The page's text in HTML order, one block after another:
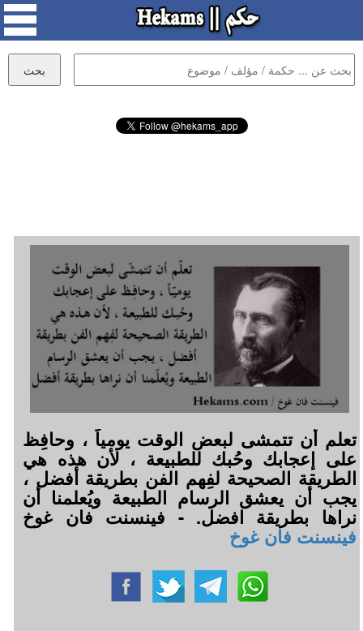
تعلم أن تتمشى لبعض الوقت يومياً ، وحافِظ
على إعجابك وحُبك للطبيعة ، لأن هذه هي
الطريقة الصحيحة لفِهم الفن بطريقة أفضل ،
يجب أن يعشق الرسام الطبيعة ويُعلمنا أن
نراها بطريقة افضل. - فينسنت فان غوخ
فينسنت فان غوخ